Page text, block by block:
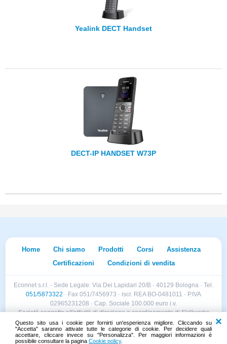
Questo sito usa i cookie per fornirti un'esperienza migliore. Cliccando su
"Accetta" saranno attivate tutte le categorie di cookie. Per decidere quali
accettare, cliccare invece su "Personalizza". Per maggiori informazioni è
possibile consultare la pagina Cookie policy.
Yealink DECT Handset
DECT-IP HANDSET W73P
Home Chi siamo Prodotti Corsi
Assistenza
Certificazioni
Condizioni di vendita
Econnet s.r.l. · Sede Legale: Via Dei Lapidari 20/B · 40129 Bologna · Tel.
051/5873322 · Fax 051/7456973 · iscr. REA BO-0481011 · P.IVA
02965231208 · Cap. Sociale 100.000 euro i.v.
Società soggetta all'attività di direzione e coordinamento di Skillworks
Holding s.r.l. · Sede Legale: Via Vittorio Emanuele II 28 · Roncadelle (BS)
- C.F. 04151440981